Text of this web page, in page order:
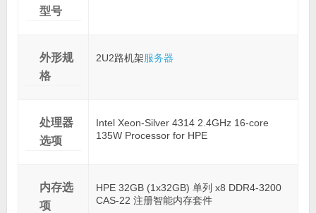
型号
外形规
格
2U2路机架服务器
处理器
选项
Intel Xeon-Silver 4314 2.4GHz 16-core
135W Processor for HPE
内存选
项
HPE 32GB (1x32GB) 单列 x8 DDR4-3200
CAS-22 注册智能内存套件